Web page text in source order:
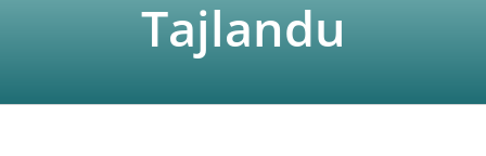
Tajlandu